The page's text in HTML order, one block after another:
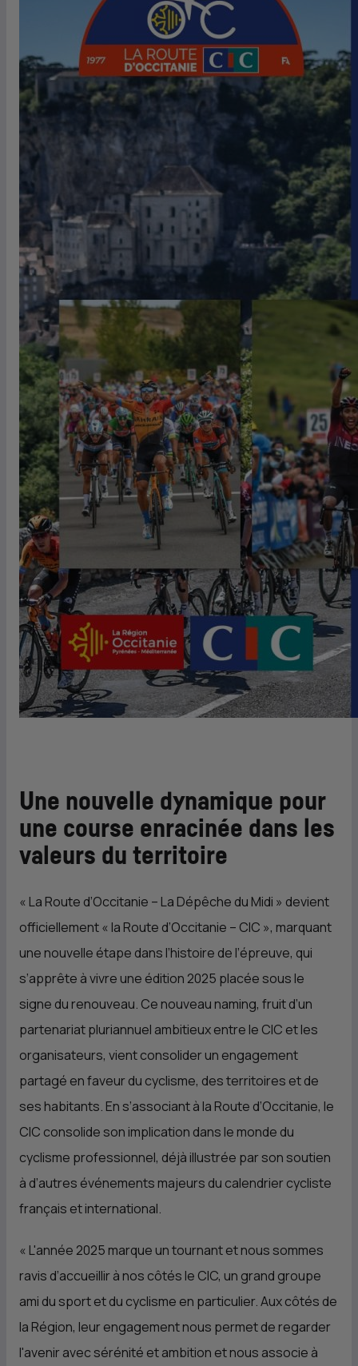
Une nouvelle dynamique pour
une course enracinée dans les
valeurs du territoire
« La Route d’Occitanie – La Dépêche du Midi » devient
officiellement « la Route d’Occitanie – CIC », marquant
une nouvelle étape dans l’histoire de l’épreuve, qui
s’apprête à vivre une édition 2025 placée sous le
signe du renouveau. Ce nouveau naming, fruit d’un
partenariat pluriannuel ambitieux entre le CIC et les
organisateurs, vient consolider un engagement
partagé en faveur du cyclisme, des territoires et de
ses habitants. En s’associant à la Route d’Occitanie, le
CIC consolide son implication dans le monde du
cyclisme professionnel, déjà illustrée par son soutien
à d’autres événements majeurs du calendrier cycliste
français et international.
« L'année 2025 marque un tournant et nous sommes
ravis d’accueillir à nos côtés le CIC, un grand groupe
ami du sport et du cyclisme en particulier. Aux côtés de
la Région, leur engagement nous permet de regarder
l'avenir avec sérénité et ambition et nous associe à